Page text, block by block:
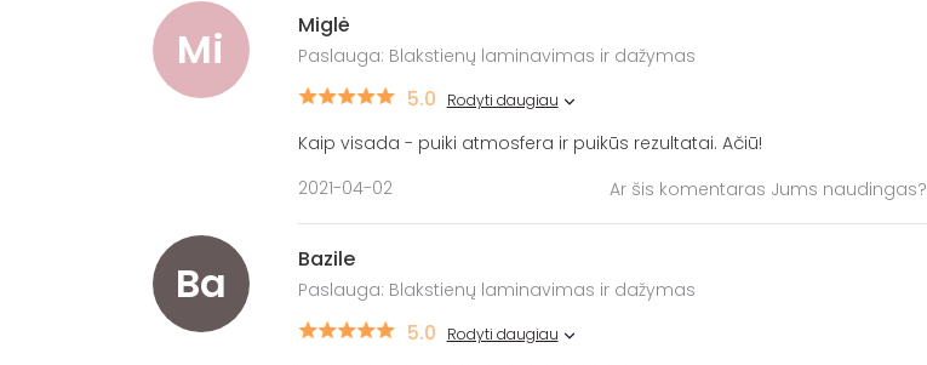
Mi Miglė
Paslauga: Blakstienų laminavimas ir dažymas
5.0 Rodyti daugiau
Kaip visada - puiki atmosfera ir puikūs rezultatai. Ačiū!
2021-04-02
Ar šis komentaras Jums naudingas?
Ba Bazile
Paslauga: Blakstienų laminavimas ir dažymas
5.0 Rodyti daugiau